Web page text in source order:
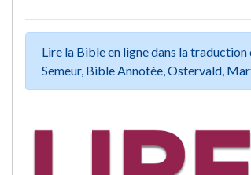
Lire la Bible en ligne dans la
Semeur, Bible Annotée, Ostervald,